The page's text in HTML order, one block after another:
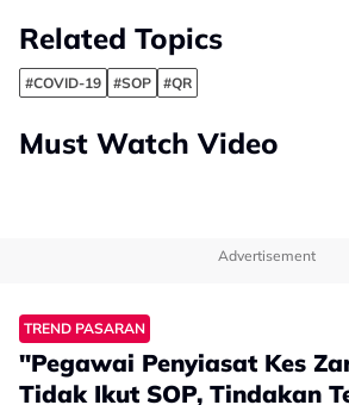
Related Topics
#COVID-19 #SOP #QR
Must Watch Video
Advertisement
TREND PASARAN
"Pegawai Penyiasat Kes
Tidak Ikut SOP, Tindakan